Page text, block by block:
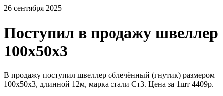
26 сентября 2025
Поступил в продажу швеллер
100х50х3
В продажу поступил швеллер облечённый (гнутик) размером
100х50х3, длинной 12м, марка стали Ст3. Цена за 1шт 4409р.